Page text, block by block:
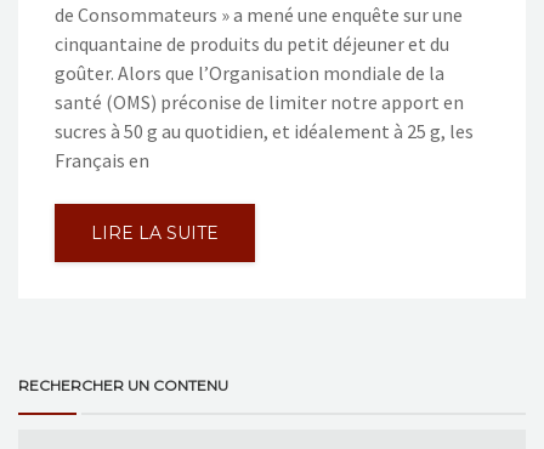
de Consommateurs » a mené une enquête sur une
cinquantaine de produits du petit déjeuner et du
goûter. Alors que l’Organisation mondiale de la
santé (OMS) préconise de limiter notre apport en
sucres à 50 g au quotidien, et idéalement à 25 g, les
Français en
LIRE LA SUITE
RECHERCHER UN CONTENU